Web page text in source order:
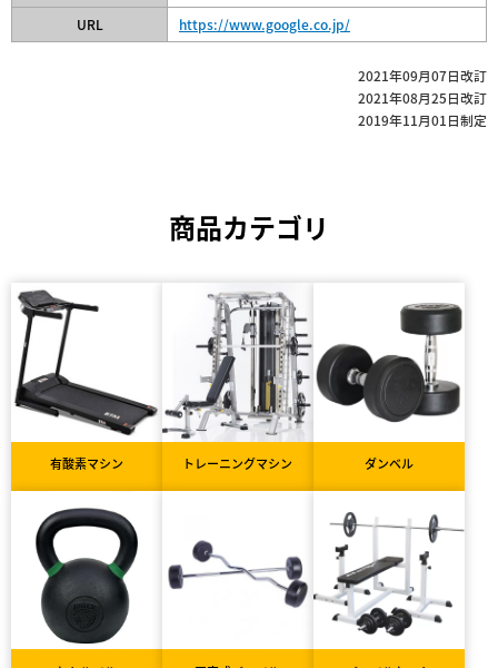
URL
https://www.google.co.jp/
2021年09月07日改訂
2021年08月25日改訂
2019年11月01日制定
商品カテゴリ
有酸素マシン トレーニングマシン ダンベル